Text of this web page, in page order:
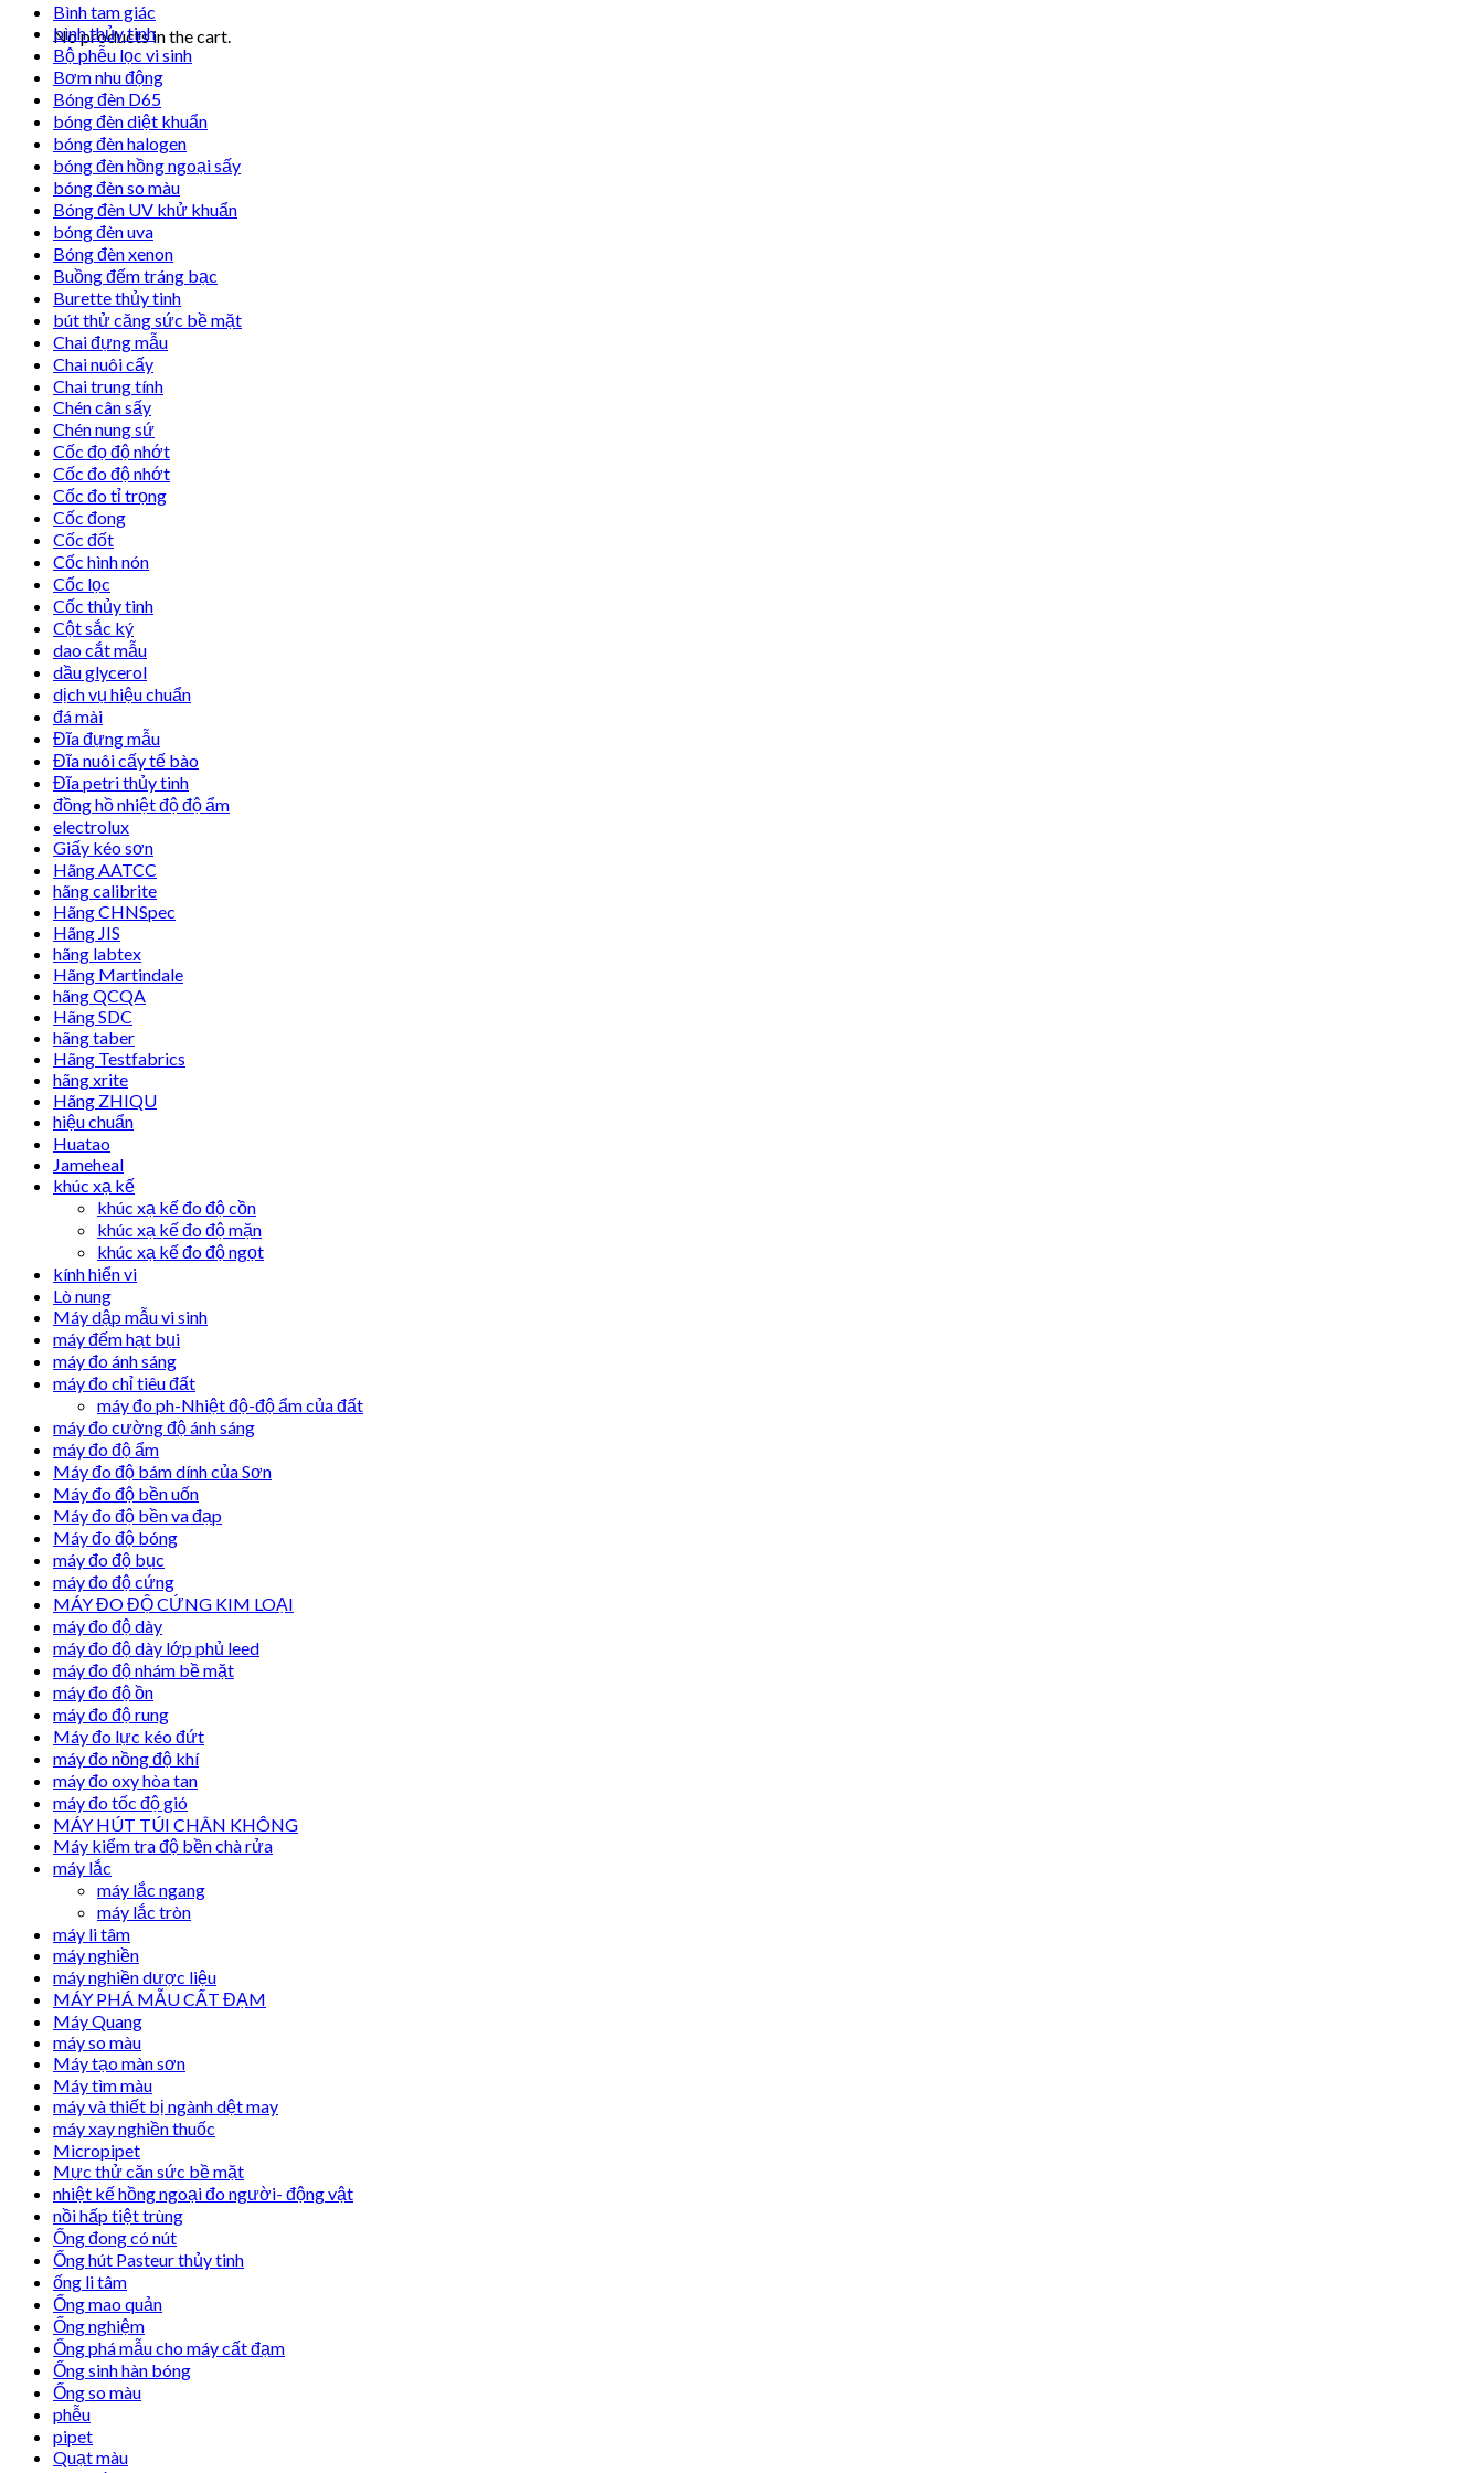
No products in the cart.
Bình tam giác
bình thủy tinh
Bộ phễu lọc vi sinh
Bơm nhu động
Bóng đèn D65
bóng đèn diệt khuẩn
bóng đèn halogen
bóng đèn hồng ngoại sấy
bóng đèn so màu
Bóng đèn UV khử khuẩn
bóng đèn uva
Bóng đèn xenon
Buồng đếm tráng bạc
Burette thủy tinh
bút thử căng sức bề mặt
Chai đựng mẫu
Chai nuôi cấy
Chai trung tính
Chén cân sấy
Chén nung sứ
Cốc đọ độ nhớt
Cốc đo độ nhớt
Cốc đo tỉ trọng
Cốc đong
Cốc đốt
Cốc hình nón
Cốc lọc
Cốc thủy tinh
Cột sắc ký
dao cắt mẫu
dầu glycerol
dịch vụ hiệu chuẩn
đá mài
Đĩa đựng mẫu
Đĩa nuôi cấy tế bào
Đĩa petri thủy tinh
đồng hồ nhiệt độ độ ẩm
electrolux
Giấy kéo sơn
Hãng AATCC
hãng calibrite
Hãng CHNSpec
Hãng JIS
hãng labtex
Hãng Martindale
hãng QCQA
Hãng SDC
hãng taber
Hãng Testfabrics
hãng xrite
Hãng ZHIQU
hiệu chuẩn
Huatao
Jameheal
khúc xạ kế
khúc xạ kế đo độ cồn
khúc xạ kế đo độ mặn
khúc xạ kế đo độ ngọt
kính hiển vi
Lò nung
Máy dập mẫu vi sinh
máy đếm hạt bụi
máy đo ánh sáng
máy đo chỉ tiêu đất
máy đo ph-Nhiệt độ-độ ẩm của đất
máy đo cường độ ánh sáng
máy đo độ ẩm
Máy đo độ bám dính của Sơn
Máy đo độ bền uốn
Máy đo độ bền va đạp
Máy đo độ bóng
máy đo độ bục
máy đo độ cứng
MÁY ĐO ĐỘ CỨNG KIM LOẠI
máy đo độ dày
máy đo độ dày lớp phủ leed
máy đo độ nhám bề mặt
máy đo độ ồn
máy đo độ rung
Máy đo lực kéo đứt
máy đo nồng độ khí
máy đo oxy hòa tan
máy đo tốc độ gió
MÁY HÚT TÚI CHÂN KHÔNG
Máy kiểm tra độ bền chà rửa
máy lắc
máy lắc ngang
máy lắc tròn
máy li tâm
máy nghiền
máy nghiền dược liệu
MÁY PHÁ MẪU CẤT ĐẠM
Máy Quang
máy so màu
Máy tạo màn sơn
Máy tìm màu
máy và thiết bị ngành dệt may
máy xay nghiền thuốc
Micropipet
Mực thử căn sức bề mặt
nhiệt kế hồng ngoại đo người- động vật
nồi hấp tiệt trùng
Ống đong có nút
Ống hút Pasteur thủy tinh
ống li tâm
Ống mao quản
Ống nghiệm
Ống phá mẫu cho máy cất đạm
Ống sinh hàn bóng
Ống so màu
phễu
pipet
Quạt màu